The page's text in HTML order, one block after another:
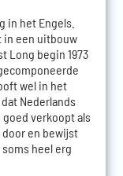
in het Engels.
in een uitbouw
Long begin 1973
wel in het
Nederlands
verkoopt als
door en bewijst
heel erg